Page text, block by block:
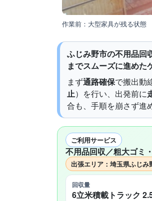
作業前：大型家具が残る状態
ふじみ野市の不用品回
までスムーズに進めた
まず通路確保で搬出動
止）を行い、出発前に
合も、手順を崩さず進
ご利用サービス
不用品回収／粗大ゴミ
出張エリア：埼玉県ふじみ
回収量
6立米積載トラック